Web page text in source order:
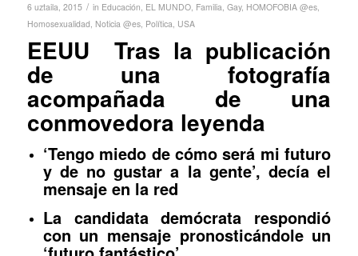
6 uztaila, 2015 / in Educación, EL MUNDO, Familia, Gay, HOMOFOBIA @es,
Homosexualidad, Noticia @es, Política, USA
EEUU Tras la publicación
de una fotografía
acompañada de una
conmovedora leyenda
‘Tengo miedo de cómo será mi futuro
y de no gustar a la gente’, decía el
mensaje en la red
La candidata demócrata respondió
con un mensaje pronosticándole un